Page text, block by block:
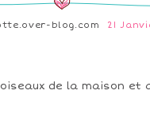
blog.com 21
de la maison et